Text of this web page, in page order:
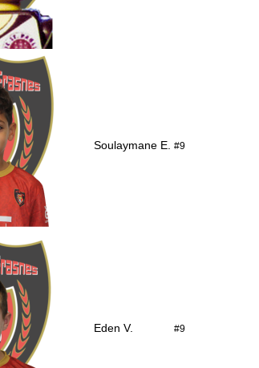
Soulaymane E. #9
Eden V. #9